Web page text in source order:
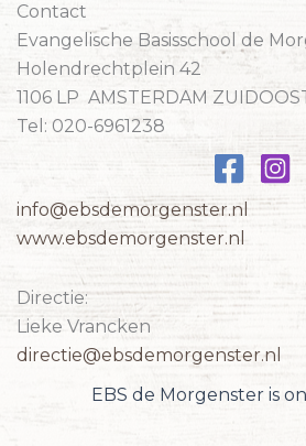
Contact
Evangelische Basisschool de
Holendrechtplein 42
1106 LP AMSTERDAM
Tel: 020-6961238
info@ebsdemorgenster.nl
www.ebsdemorgenster.nl
Directie:
Lieke Vrancken
directie@ebsdemorgenster.nl
EBS de Morgenster is